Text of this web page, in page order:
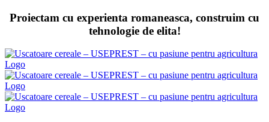
Skip
Proiectam cu experienta romaneasca, construim cu
tehnologie de elita!